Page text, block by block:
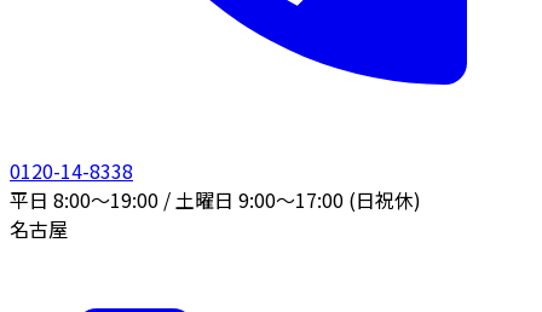
0120-14-8338
平日 8:00〜19:00 / 土曜日 9:00〜17:00 (日祝休)
名古屋